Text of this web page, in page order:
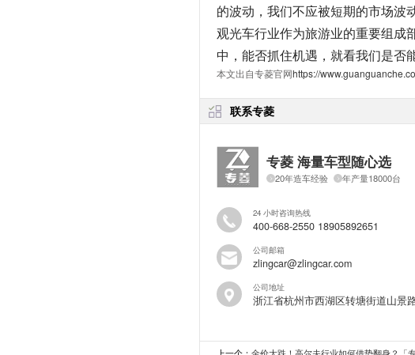
的波动，我们不应被短期的市场波
观光车行业作为旅游业的重要组成
中，能否抓住机遇，就看我们是否
本文出自专菱官网https://
联系专菱
专菱 海量车型随心选
20年造车经验 年产量18000台
24 小时咨询热线
400-668-2550 18905892651
公司邮箱
zlingcar@zlingcar.com
公司地址
浙江省杭州市西湖区转塘街道山景